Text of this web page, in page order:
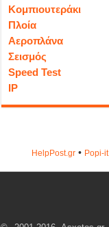
Κομπιουτεράκι
Πλοία
Αεροπλάνα
Σεισμός
Speed Test
IP
HelpPost.gr• Popi-